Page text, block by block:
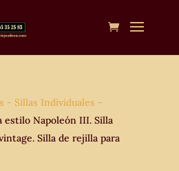
- Sillas Individuales -
estilo Napoleón III. Silla
Silla de rejilla para